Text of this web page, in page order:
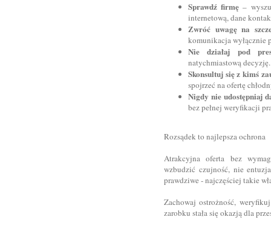
Sprawdź firmę–
internetową, dane
Zwróć uwagę na
komunikacja wyłącznie
Nie działaj pod
natychmiastową decyzję.
Skonsultuj się z kimś
spojrzeć na ofertę
Nigdy nie udostępniaj
bez pełnej weryfikacji
Rozsądek to najlepsza ochrona
Atrakcyjna oferta bez
wzbudzić czujność, nie
prawdziwe - najczęściej takie
Zachowaj ostrożność,
zarobku stała się okazją dla